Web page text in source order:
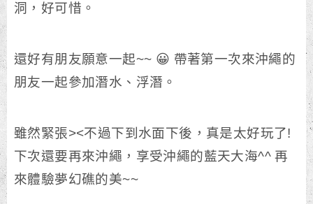
洞，好可惜。
還好有朋友願意一起~~ 😀 帶著第一次來沖繩的
朋友一起參加潛水、浮潛。
雖然緊張><不過下到水面下後，真是太好玩了!
下次還要再來沖繩，享受沖繩的藍天大海^^ 再
來體驗夢幻礁的美~~